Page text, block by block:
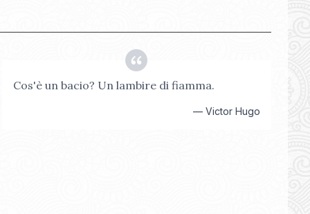
Cos'è un bacio? Un lambire di fiamma.
— Victor Hugo